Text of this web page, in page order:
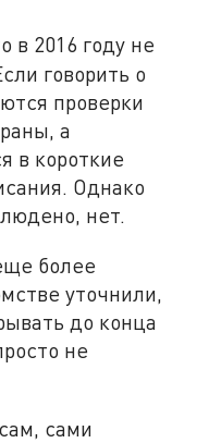
в 2016 году не
говорить о
проверки
а
в короткие
Однако
нет.
более
уточнили,
до конца
не
сами